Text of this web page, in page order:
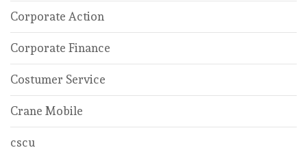
Corporate Action
Corporate Finance
Costumer Service
Crane Mobile
cscu